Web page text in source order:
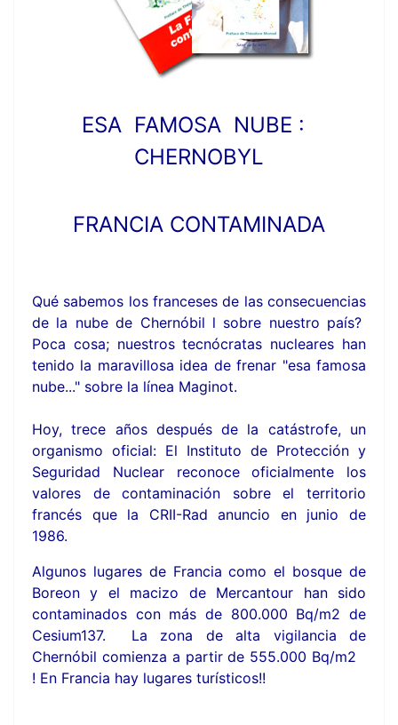
ESA FAMOSA NUBE :
CHERNOBYL
FRANCIA CONTAMINADA
Qué sabemos los franceses de las consecuencias
de la nube de Chernóbil l sobre nuestro país?
Poca cosa; nuestros tecnócratas nucleares han
tenido la maravillosa idea de frenar "esa famosa
nube..." sobre la línea Maginot.
Hoy, trece años después de la catástrofe, un
organismo oficial: El Instituto de Protección y
Seguridad Nuclear reconoce oficialmente los
valores de contaminación sobre el territorio
francés que la CRII-Rad anuncio en junio de
1986.
Algunos lugares de Francia como el bosque de
Boreon y el macizo de Mercantour han sido
contaminados con más de 800.000 Bq/m2 de
Cesium137. La zona de alta vigilancia de
Chernóbil comienza a partir de 555.000 Bq/m2
! En Francia hay lugares turísticos!!